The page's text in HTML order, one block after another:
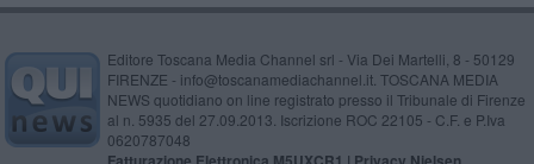
Editore Toscana Media Channel srl - Via Dei Martelli, 8 - 50129
FIRENZE - info@toscanamediachannel.it. TOSCANA MEDIA
NEWS quotidiano on line registrato presso il Tribunale di Firenze
al n. 5935 del 27.09.2013. Iscrizione ROC 22105 - C.F. e P.Iva
0620787048